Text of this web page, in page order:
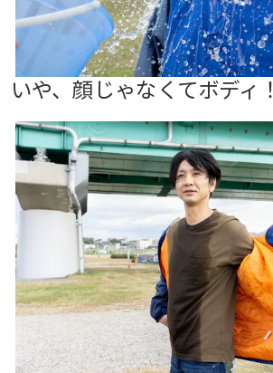
いや、顔じゃなくてボディ！